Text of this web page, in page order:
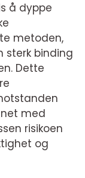
å dyppe
metoden,
sterk binding
Dette
med
risikoen
og